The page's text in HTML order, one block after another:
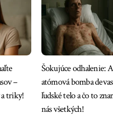
–
triky!
Šokujúce odhalenie:
atómová bomba
ľudské telo a čo to
nás všetkých!